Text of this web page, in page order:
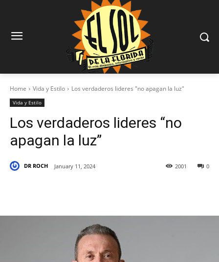
Home Vida y Estilo Los verdaderos lideres "no apagan la luz"
Vida y Estilo
Los verdaderos lideres “no
apagan la luz”
DR ROCH January 11, 2024 0
2001